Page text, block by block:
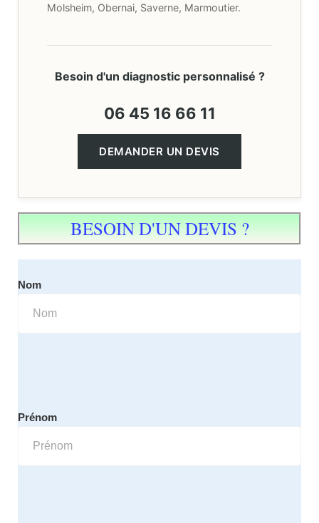
Molsheim, Obernai, Saverne, Marmoutier.
Besoin d'un diagnostic personnalisé ?
06 45 16 66 11
DEMANDER UN DEVIS
BESOIN D'UN DEVIS ?
Nom
Prénom